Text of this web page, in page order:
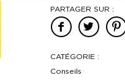
PARTAGER SUR :
CATÉGORIE :
Conseils